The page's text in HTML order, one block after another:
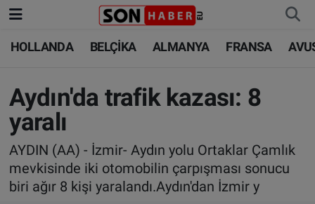
HOLLANDA BELÇİKA ALMANYA FRANSA
Aydın'da trafik kazası: 8
yaralı
AYDIN (AA) - İzmir- Aydın yolu Ortaklar Çamlık
mevkisinde iki otomobilin çarpışması sonucu
biri ağır 8 kişi yaralandı.Aydın'dan İzmir y
HOLLANDA
BELÇİKA
ALMANYA
FRANSA
AVUSTURYA
HOLLANDA
BELÇİKA
ALMANYA
TÜRKİYE
DÜNYA
Nöbetçi Eczaneler
Hava Durumu
Trafik Durumu
Süper Lig Puan Durumu ve Fikstür
Tüm Manşetler